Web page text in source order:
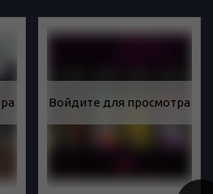
Войдите для просмотра